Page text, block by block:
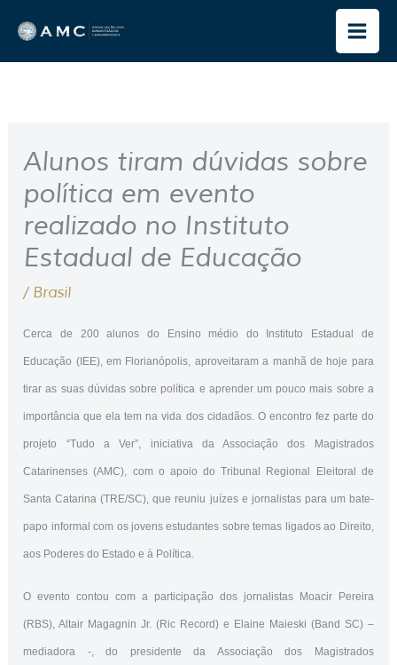
para
o
Alunos tiram dúvidas sobre
política em evento
realizado no Instituto
Estadual de Educação
/ Brasil
Cerca de 200 alunos do Ensino médio do Instituto Estadual de
Educação (IEE), em Florianópolis, aproveitaram a manhã de hoje para
tirar as suas dúvidas sobre política e aprender um pouco mais sobre a
importância que ela tem na vida dos cidadãos. O encontro fez parte do
projeto “Tudo a Ver”, iniciativa da Associação dos Magistrados
Catarinenses (AMC), com o apoio do Tribunal Regional Eleitoral de
Santa Catarina (TRE/SC), que reuniu juízes e jornalistas para um bate-
papo informal com os jovens estudantes sobre temas ligados ao Direito,
aos Poderes do Estado e à Política.
O evento contou com a participação dos jornalistas Moacir Pereira
(RBS), Altair Magagnin Jr. (Ric Record) e Elaine Maieski (Band SC) –
mediadora -, do presidente da Associação dos Magistrados